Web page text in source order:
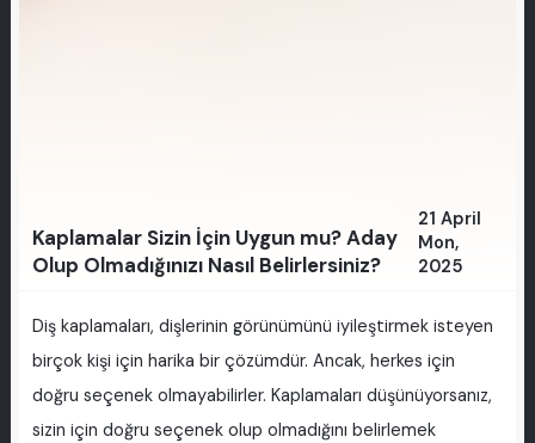
Kaplamalar Sizin İçin Uygun mu? Aday
Olup Olmadığınızı Nasıl Belirlersiniz?
21 April
Mon,
2025
Diş kaplamaları, dişlerinin görünümünü iyileştirmek isteyen
birçok kişi için harika bir çözümdür. Ancak, herkes için
doğru seçenek olmayabilirler. Kaplamaları düşünüyorsanız,
sizin için doğru seçenek olup olmadığını belirlemek